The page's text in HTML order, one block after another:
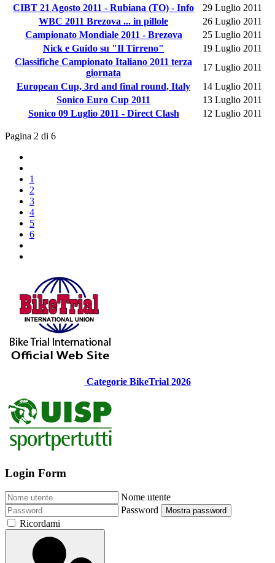
CIBT 21 Agosto 2011 - Rubiana (TO) - Info
29 Luglio 2011
WBC 2011 Brezova ... in pillole
26 Luglio 2011
Campionato Mondiale 2011 - Brezova
25 Luglio 2011
Nick e Guido su "Il Tirreno"
19 Luglio 2011
Classifiche Campionato Italiano 2011 terza
giornata
17 Luglio 2011
European Cup, 3rd and final round, Italy
14 Luglio 2011
Sonico Euro Cup 2011
13 Luglio 2011
Sonico 09 Luglio 2011 - Direct Clash
12 Luglio 2011
Pagina 2 di 6
1
2
3
4
5
6
Categorie BikeTrial 2026
Login Form
Nome utente
Password
Mostra password
Ricordami